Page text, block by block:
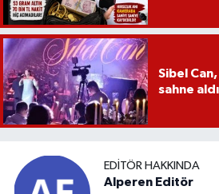
Sibel
sahne aldı
EDITÖR HAKKINDA
Alperen Editör